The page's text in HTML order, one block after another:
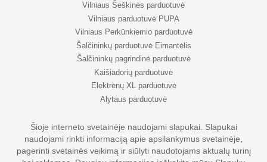
Vilniaus Šeškinės parduotuvė
Vilniaus parduotuvė PUPA
Vilniaus Perkūnkiemio parduotuvė
Šalčininkų parduotuvė Eimantėlis
Šalčininkų pagrindinė parduotuvė
Kaišiadorių parduotuvė
Elektrėnų XL parduotuvė
Alytaus parduotuvė
© UAB Eripo 2026. Visos teisės saugomos
Šioje interneto svetainėje naudojami slapukai. Slapukai
naudojami rinkti informaciją apie apsilankymus svetainėje,
pagerinti svetainės veikimą ir siūlyti naudotojams aktualų turinį